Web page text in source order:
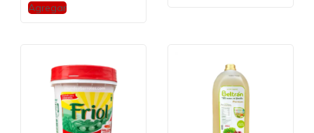
Agregar